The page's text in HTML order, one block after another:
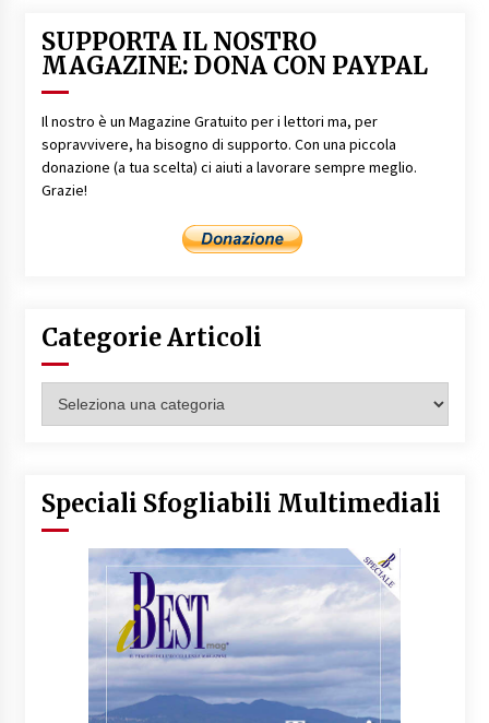
SUPPORTA IL NOSTRO
MAGAZINE: DONA CON PAYPAL
Il nostro è un Magazine Gratuito per i lettori ma, per
sopravvivere, ha bisogno di supporto. Con una piccola
donazione (a tua scelta) ci aiuti a lavorare sempre meglio.
Grazie!
Categorie Articoli
Articoli
Speciali Sfogliabili Multimediali